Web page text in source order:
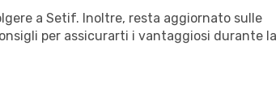
a Setif. Inoltre, resta aggiornato sulle
per assicurarti i vantaggiosi durante la